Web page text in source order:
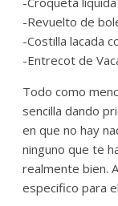
-Revuelto de
-Costilla lacada
-Entrecot de
Todo como
sencilla dando
en que no hay
ninguno que te
realmente bien.
especifico para